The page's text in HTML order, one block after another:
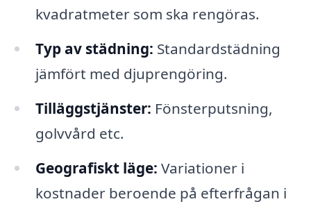
kvadratmeter som ska rengöras.
Typ av städning: Standardstädning
jämfört med djuprengöring.
Tilläggstjänster: Fönsterputsning,
golvvård etc.
Geografiskt läge: Variationer i
kostnader beroende på efterfrågan i